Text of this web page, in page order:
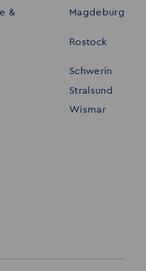
Datenschutz
Impressum
&
Magdeburg
Rostock
Schwerin
Stralsund
Wismar